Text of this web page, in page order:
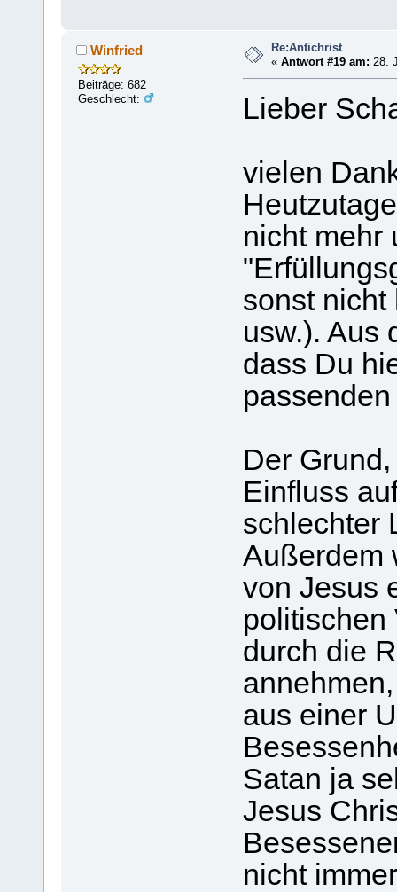
Winfried
Beiträge: 682
Geschlecht:
Re:Antichrist
«Antwort #19 am: 28.
Lieber
vielen
nicht mehr
sonst nicht
usw.). Aus
dass Du
Der
Einfluss
schlechter
Außerdem
von Jesus
politischen
durch die
aus einer
Satan ja
Jesus
nicht